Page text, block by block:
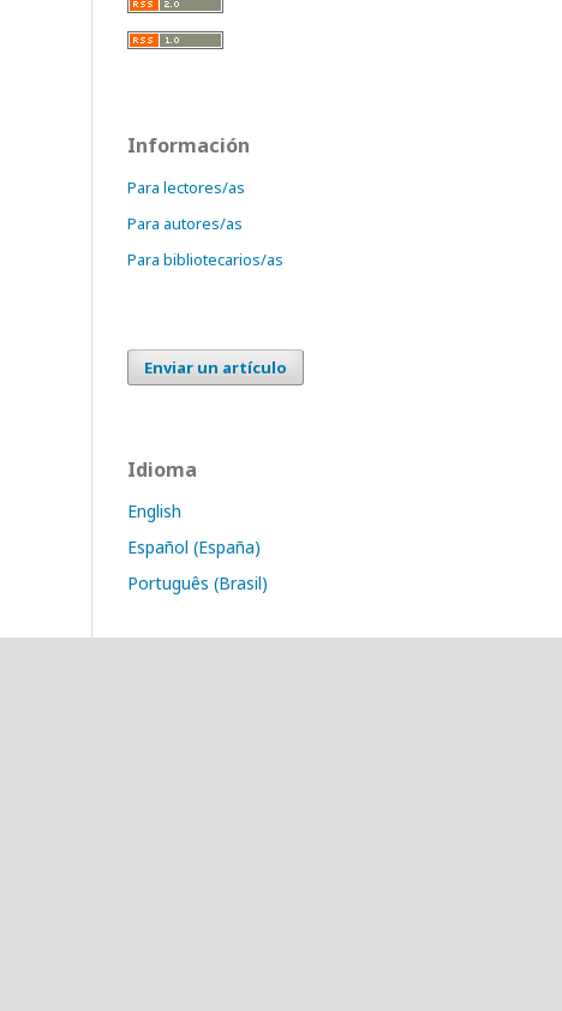
Información
Para lectores/as
Para autores/as
Para bibliotecarios/as
Enviar un artículo
Idioma
English
Español (España)
Português (Brasil)